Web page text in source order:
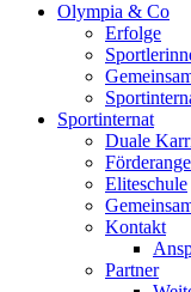
Olympia & Co
Erfolge
Sportinternat
Duale
Eliteschule
Kontakt
Partner